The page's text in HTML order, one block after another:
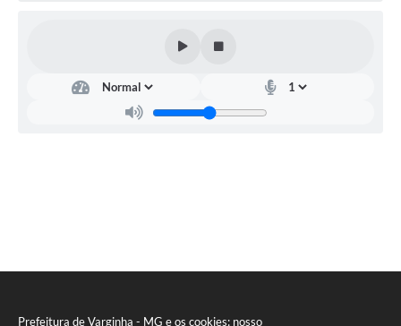
Prefeitura de Varginha - MG e os cookies: nosso